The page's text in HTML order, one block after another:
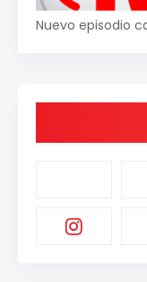
Nuevo episodio